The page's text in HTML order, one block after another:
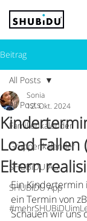
Beitrag
All Posts
Familienkalender
Gruppenkalender
SHUBiDU AG
SHUBiDU App
All Posts
Load Fallen
Eltern
Sonia
12. Okt. 2024
Ein Kindertermin
ein Termin von
Schauen wir uns